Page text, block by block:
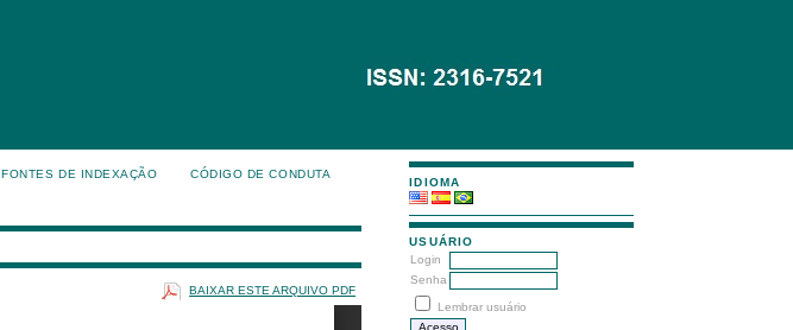
IDIOMA
USUÁRIO
Login
Senha
Lembrar usuário
FONTES DE INDEXAÇÃO CÓDIGO DE CONDUTA
BAIXAR ESTE ARQUIVO PDF